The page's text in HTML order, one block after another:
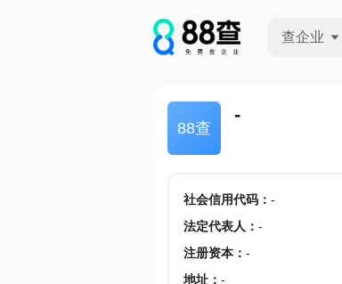
查企业
88查
-
社会信用代码： -
法定代表人 ： -
注册资本： -
地址： -